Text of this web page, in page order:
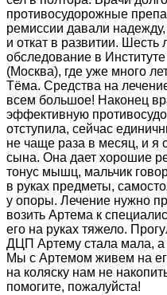
противосудорожные
ремиссии давали
и откат в развитии.
обследование в
(Москва), где уже много
Тёма. Средства на
всем большое! Наконец
эффективную
отступила, сейчас
не чаще раза в месяц, и я
сына. Она дает хорошие
тонус мышц, мальчик
в руках предметы,
у опоры. Лечение нужно
возить Артема к
его на руках тяжело.
ДЦП Артему стала мала, а
Мы с Артемом живем на
на коляску нам не
помогите, пожалуйста!